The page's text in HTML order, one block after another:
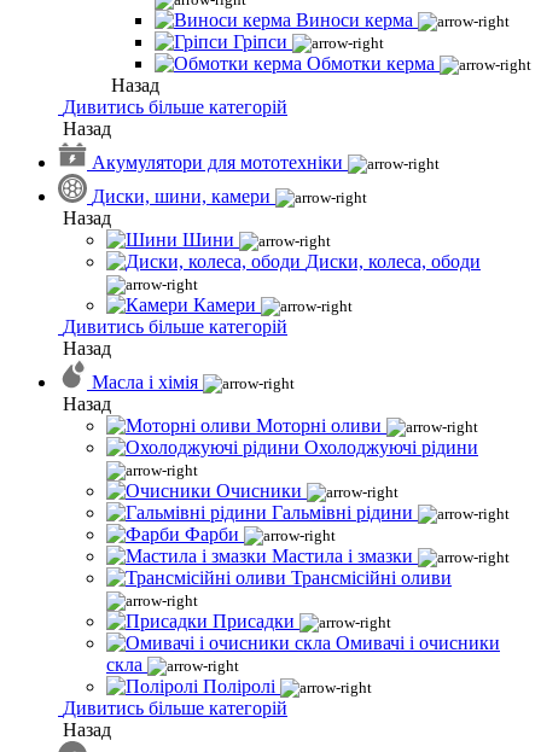
Виноси керма
Гріпси
Обмотки керма
Назад
Дивитись більше категорій
Назад
Акумулятори для мототехніки
Диски, шини, камери
Назад
Шини
Диски, колеса, ободи
Камери
Дивитись більше категорій
Назад
Масла і хімія
Назад
Моторні оливи
Охолоджуючі рідини
Очисники
Гальмівні рідини
Фарби
Мастила і змазки
Трансмісійні оливи
Присадки
Омивачі і очисники
скла
Поліролі
Дивитись більше категорій
Назад